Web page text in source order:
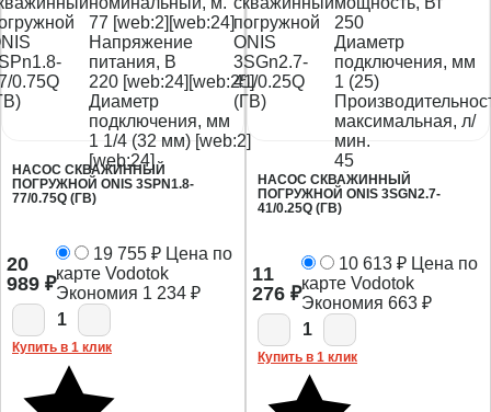
77 [web:2][web:24]
Напряжение
питания, В
220 [web:24][web:25]
Диаметр
подключения, мм
1 1/4 (32 мм) [web:2]
[web:24]
НАСОС СКВАЖИННЫЙ
ПОГРУЖНОЙ ONIS 3SPN1.8-
77/0.75Q (ГВ)
20
989 ₽
19 755 ₽ Цена по
карте Vodotok
Экономия 1 234 ₽
1
Купить в 1 клик
250
Диаметр
подключения, мм
1 (25)
максимальная, л/
мин.
45
НАСОС СКВАЖИННЫЙ
ПОГРУЖНОЙ ONIS 3SGN2.7-
41/0.25Q (ГВ)
11
276 ₽
10 613 ₽ Цена по
карте Vodotok
Экономия 663 ₽
1
Купить в 1 клик